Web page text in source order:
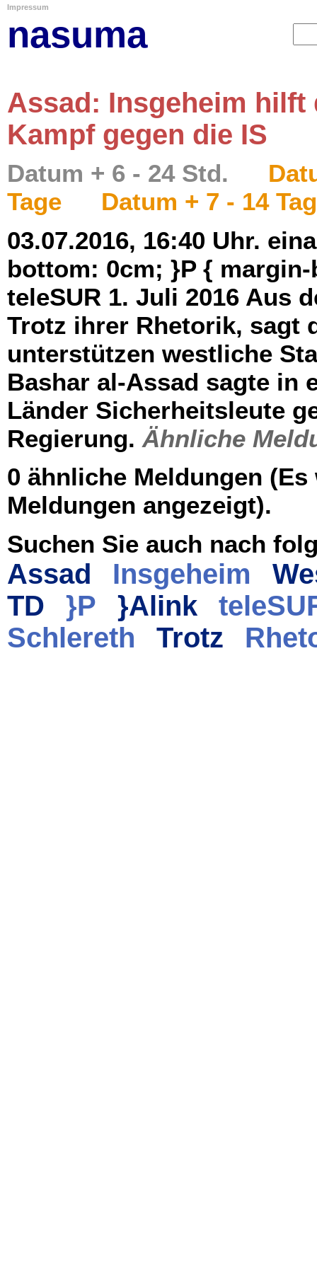
Impressum
nasuma
Assad: Insgeheim hilft
Kampf gegen die IS
Datum + 6 - 24 Std.
Tage
Datum + 7 - 14
03.07.2016, 16:40 Uhr.
bottom: 0cm; }P {
teleSUR 1. Juli 2016 Aus
Trotz ihrer Rhetorik, sagt
unterstützen westliche
Bashar al-Assad sagte in
Länder Sicherheitsleute
Regierung. Ähnliche
0 ähnliche Meldungen
Meldungen angezeigt).
Suchen Sie auch nach
Assad Insgeheim
TD
}P }Alink
Schlereth
Trotz